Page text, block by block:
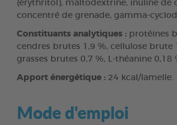
(érythritol), maltodextrine, inuline de
concentré de grenade, gamma-
Constituants analytiques : protéines
cendres brutes 1,9 %, cellulose brute
grasses brutes 0,7 %, L-théanine 0,18
Apport énergétique : 24 kcal/lamelle.
Mode d'emploi